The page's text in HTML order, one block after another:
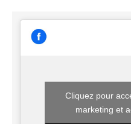
Cliquez pour
marketing et